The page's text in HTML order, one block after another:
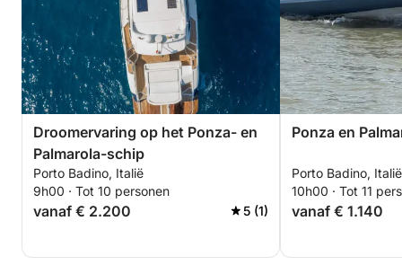
Droomervaring op het Ponza- en
Palmarola-schip
Porto Badino, Italië
9h00 · Tot 10 personen
vanaf € 2.200 5 (1)
Ponza en
Porto Badino, Italië
10h00 · Tot 11
vanaf € 1.140